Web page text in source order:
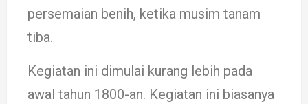
persemaian benih, ke­tika musim tanam
tiba.
Kegiatan ini dimulai ku­rang lebih pada
awal ta­hun 1800-an. Kegiatan ini biasa­­­nya